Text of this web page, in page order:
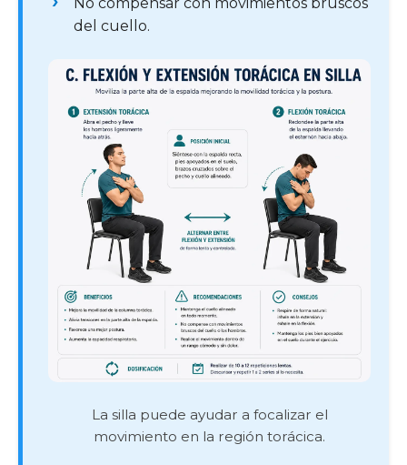
No compensar con movimientos bruscos
del cuello.
La silla puede ayudar a focalizar el
movimiento en la región torácica.